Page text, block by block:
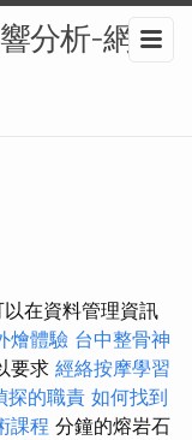
分析-網路
在資料管理資訊
燴體驗 台中整骨神
要求 經絡按摩學習
探的職責 如何找到
課程 分鐘的熔岩石